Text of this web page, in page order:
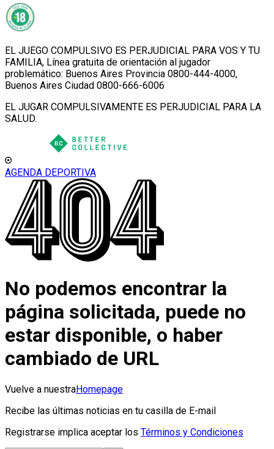
EL JUEGO COMPULSIVO ES PERJUDICIAL PARA VOS Y TU
FAMILIA, Línea gratuita de orientación al jugador
problemático: Buenos Aires Provincia 0800-444-4000,
Buenos Aires Ciudad 0800-666-6006
EL JUGAR COMPULSIVAMENTE ES PERJUDICIAL PARA LA
SALUD.
AGENDA DEPORTIVA
No podemos encontrar la
página solicitada, puede no
estar disponible, o haber
cambiado de URL
Vuelve a nuestraHomepage
Recibe las últimas noticias en tu casilla de E-mail
Registrarse implica aceptar los Términos y Condiciones